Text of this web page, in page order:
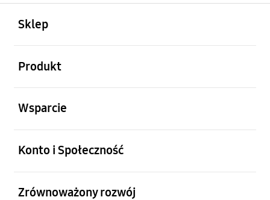
Sklep
Produkt
Wsparcie
Konto i Społeczność
Zrównoważony rozwój